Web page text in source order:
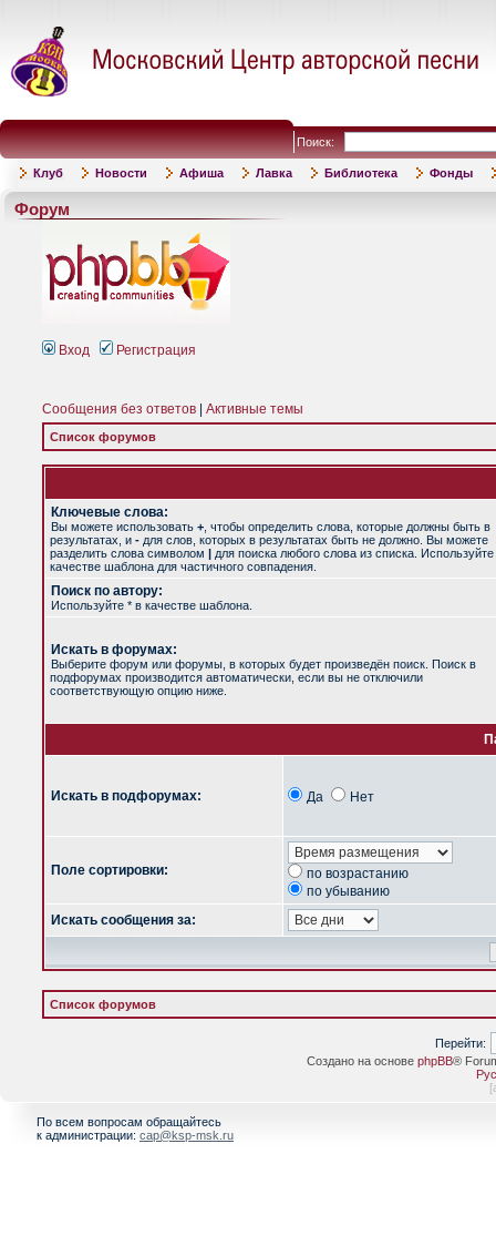
Поиск:
Клуб Новости Афиша Лавка Библиотека Фонды
Форум
Вход Регистрация
Сообщения без ответов Активные темы
Список форумов
Ключевые слова:
Вы можете использовать + , чтобы определить слова, которые должны быть в
результатах, и - для слов, которых в результатах быть не должно. Вы можете
разделить слова символом | для поиска любого слова из списка. Используйте
качестве шаблона для частичного совпадения.
Поиск по автору:
Используйте * в качестве шаблона.
Искать в форумах:
Выберите форум или форумы, в которых будет произведён поиск. Поиск в
подфорумах производится автоматически, если вы не отключили
соответствующую опцию ниже.
Искать в подфорумах: Да Нет
Поле сортировки:
по возрастанию
по убыванию
Искать сообщения за:
Список форумов
Перейти:
Создано на основе phpBB®
[
По всем вопросам обращайтесь
к администрации: cap@ksp-msk.ru